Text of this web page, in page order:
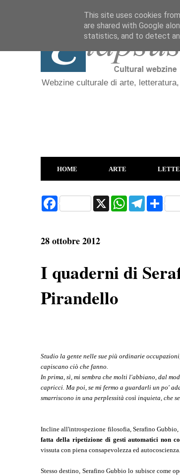
Webzine culturale di arte,
HOME ARTE
F
a
o
o
X
W
T
S
h
28 ottobre 2012
I quaderni di
Pirandello
Studio la gente nelle sue più ordinarie
capiscano ciò che fanno.
In prima, sì, mi sembra che molti l'abbiano, dal
capricci. Ma poi, se mi fermo a guardarli un po'
smarriscono in una perplessità così inquieta, che
Incline all'introspezione filosofia, Serafino
fatta della ripetizione di gesti automatici non
vissuta con piena consapevolezza ed autocoscienza.
Stesso destino, Serafino Gubbio lo subisce come
This site uses cookies
are shared with Google
statistics, and to detect